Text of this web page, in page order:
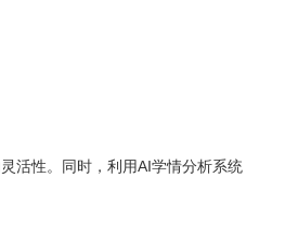
活性。同时，利用AI学情分析系统